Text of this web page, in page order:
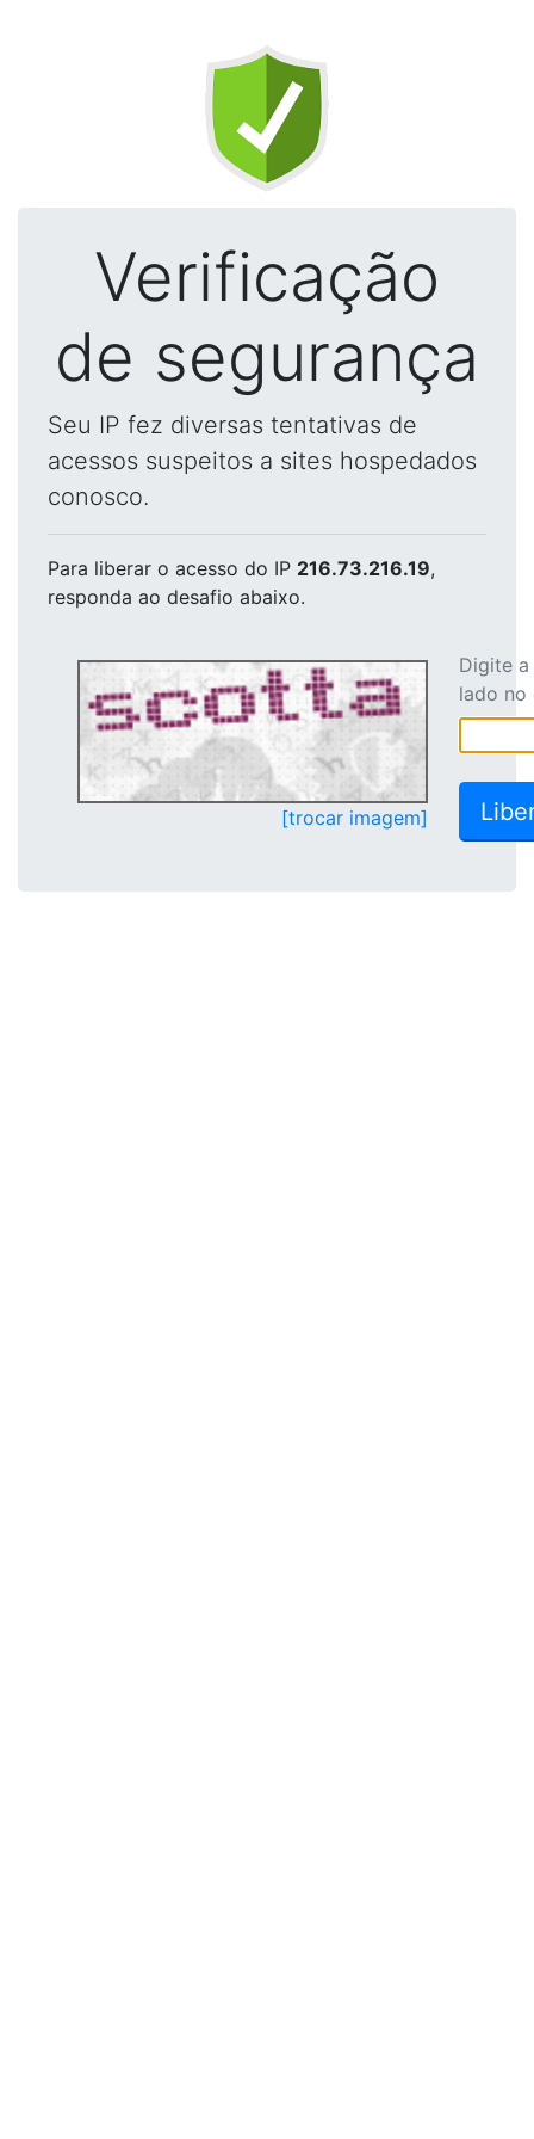
Verificação
de segurança
Seu IP fez diversas tentativas de
acessos suspeitos a sites hospedados
conosco.
Para liberar o acesso do IP 216.73.216.19,
responda ao desafio abaixo.
[trocar imagem]
Digite
lado no